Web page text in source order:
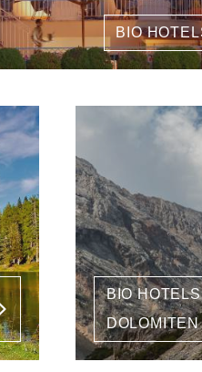
BIO
BIO
DOLOMITEN